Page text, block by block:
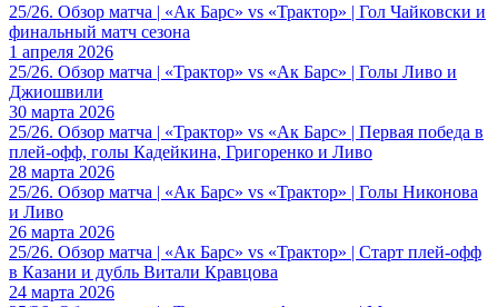
25/26. Обзор матча | «Ак Барс» vs «Трактор» | Гол Чайковски и
финальный матч сезона
1 апреля 2026
25/26. Обзор матча | «Трактор» vs «Ак Барс» | Голы Ливо и
Джиошвили
30 марта 2026
25/26. Обзор матча | «Трактор» vs «Ак Барс» | Первая победа в
плей-офф, голы Кадейкина, Григоренко и Ливо
28 марта 2026
25/26. Обзор матча | «Ак Барс» vs «Трактор» | Голы Никонова
и Ливо
26 марта 2026
25/26. Обзор матча | «Ак Барс» vs «Трактор» | Старт плей-офф
в Казани и дубль Витали Кравцова
24 марта 2026